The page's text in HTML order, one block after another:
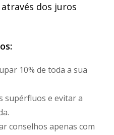
através dos juros
10% de toda a sua
supérfluos e evitar a
conselhos apenas com